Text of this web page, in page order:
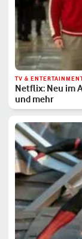
TV &
Netflix: Neu im
und mehr